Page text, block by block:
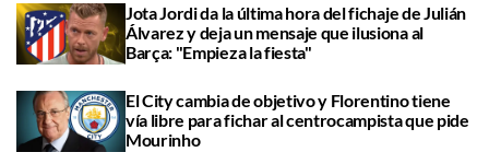
Jota Jordi da la última hora del fichaje de Julián
Álvarez y deja un mensaje que ilusiona al
Barça: "Empieza la fiesta"
El City cambia de objetivo y Florentino tiene
vía libre para fichar al centrocampista que pide
Mourinho